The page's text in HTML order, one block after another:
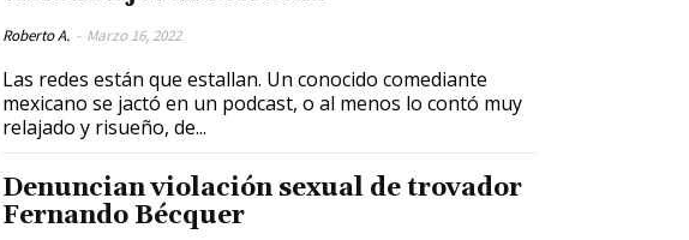
Roberto A. - Marzo 16, 2022
Las redes están que estallan. Un conocido comediante
mexicano se jactó en un podcast, o al menos lo contó muy
relajado y risueño, de...
Denuncian violación sexual de trovador
Fernando Bécquer